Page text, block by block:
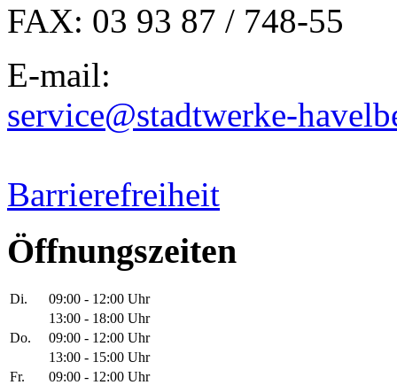
FAX: 03 93 87 / 748-55
E-mail:
service@stadtwerke-
Barrierefreiheit
Öffnungszeiten
Di.
09:00 - 12:00 Uhr
13:00 - 18:00 Uhr
Do.
09:00 - 12:00 Uhr
13:00 - 15:00 Uhr
Fr.
09:00 - 12:00 Uhr